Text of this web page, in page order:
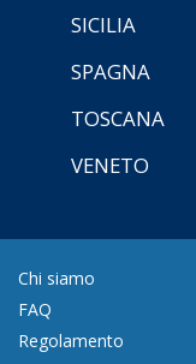
SICILIA
SPAGNA
TOSCANA
VENETO
Chi siamo
FAQ
Regolamento